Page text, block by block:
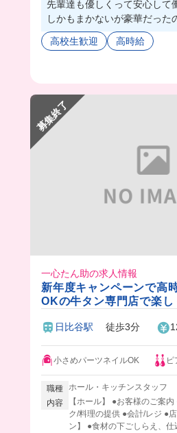
先輩達も優しくって安心して
しかもまかないが豪華だった
じで色んな料理があって幸せ
高校生歓迎 高時給
募集終了
一心たん助の求人情報
新年度キャンペーンで高
OKの牛タン専門店で楽し
日比谷駅 徒歩3分
小さめパーツネイルOK ピ
職種 ホール・キッチンスタッフ
内容
【ホール】 ●お客様のご案
ク/料理の提供 ●会計/レジ ●
ン】 ●食材の下ごしらえ、